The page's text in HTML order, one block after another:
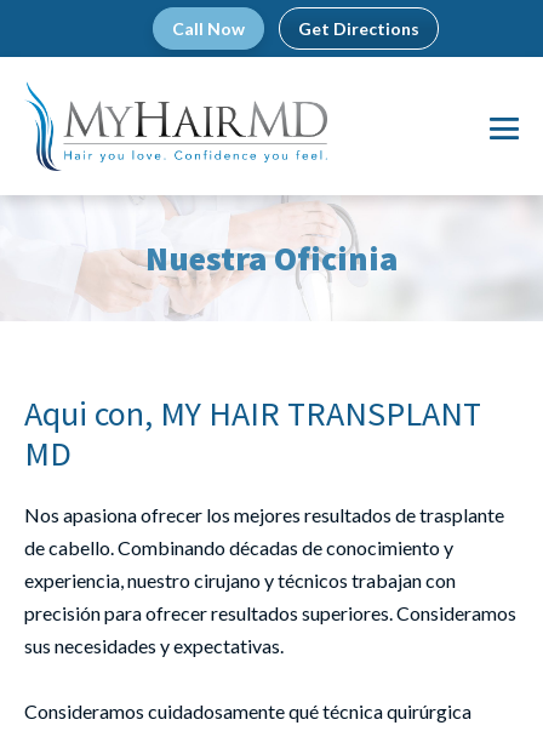
content
Call Now Get Directions
Nuestra Oficinia
Aqui con, MY HAIR TRANSPLANT
MD
Nos apasiona ofrecer los mejores resultados de trasplante
de cabello. Combinando décadas de conocimiento y
experiencia, nuestro cirujano y técnicos trabajan con
precisión para ofrecer resultados superiores. Consideramos
sus necesidades y expectativas.
Consideramos cuidadosamente qué técnica quirúrgica